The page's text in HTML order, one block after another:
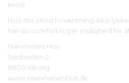
imod.
Hvis det imod forventning ikke
har du som forbruger mulighed for
Nævnenes Hus
Toldboden 2
8800 Viborg
www.naevneneshus.dk